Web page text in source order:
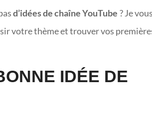
d’idées de chaîne YouTube ? Je
votre thème et trouver vos
IDÉE DE